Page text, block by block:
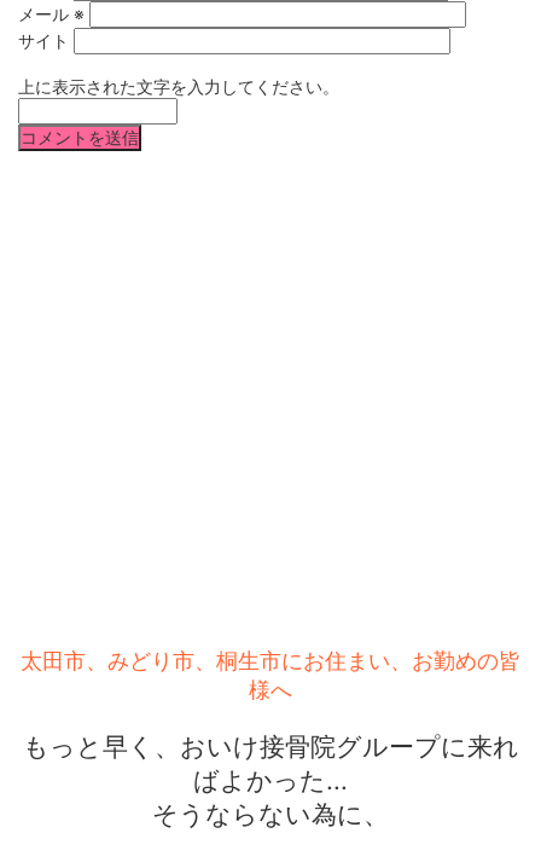
メール ※
サイト
上に表示された文字を入力してください。
太田市、みどり市、桐生市にお住まい、お勤めの皆
様へ
もっと早く、おいけ接骨院グループに来れ
ばよかった...
そうならない為に、